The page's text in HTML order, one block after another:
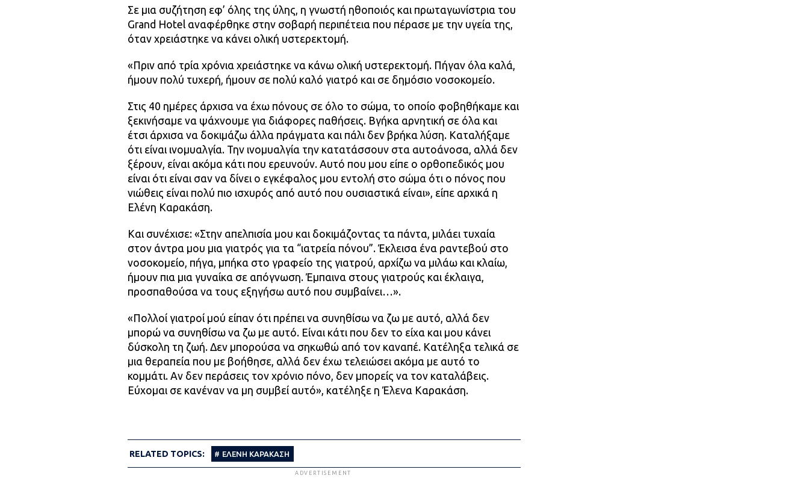
Σε μια συζήτηση εφ’ όλης της ύλης, η γνωστή ηθοποιός και πρωταγωνίστρια του
Grand Hotel αναφέρθηκε στην σοβαρή περιπέτεια που πέρασε με την υγεία της,
όταν χρειάστηκε να κάνει ολική υστερεκτομή.
«Πριν από τρία χρόνια χρειάστηκε να κάνω ολική υστερεκτομή. Πήγαν όλα καλά,
ήμουν πολύ τυχερή, ήμουν σε πολύ καλό γιατρό και σε δημόσιο νοσοκομείο.
Στις 40 ημέρες άρχισα να έχω πόνους σε όλο το σώμα, το οποίο φοβηθήκαμε και
ξεκινήσαμε να ψάχνουμε για διάφορες παθήσεις. Βγήκα αρνητική σε όλα και
έτσι άρχισα να δοκιμάζω άλλα πράγματα και πάλι δεν βρήκα λύση. Καταλήξαμε
ότι είναι ινομυαλγία. Την ινομυαλγία την κατατάσσουν στα αυτοάνοσα, αλλά δεν
ξέρουν, είναι ακόμα κάτι που ερευνούν. Αυτό που μου είπε ο ορθοπεδικός μου
είναι ότι είναι σαν να δίνει ο εγκέφαλος μου εντολή στο σώμα ότι ο πόνος που
νιώθεις είναι πολύ πιο ισχυρός από αυτό που ουσιαστικά είναι», είπε αρχικά η
Ελένη Καρακάση.
Και συνέχισε: «Στην απελπισία μου και δοκιμάζοντας τα πάντα, μιλάει τυχαία
στον άντρα μου μια γιατρός για τα “ιατρεία πόνου”. Έκλεισα ένα ραντεβού στο
νοσοκομείο, πήγα, μπήκα στο γραφείο της γιατρού, αρχίζω να μιλάω και κλαίω,
ήμουν πια μια γυναίκα σε απόγνωση. Έμπαινα στους γιατρούς και έκλαιγα,
προσπαθούσα να τους εξηγήσω αυτό που συμβαίνει…».
«Πολλοί γιατροί μού είπαν ότι πρέπει να συνηθίσω να ζω με αυτό, αλλά δεν
μπορώ να συνηθίσω να ζω με αυτό. Είναι κάτι που δεν το είχα και μου κάνει
δύσκολη τη ζωή. Δεν μπορούσα να σηκωθώ από τον καναπέ. Κατέληξα τελικά σε
μια θεραπεία που με βοήθησε, αλλά δεν έχω τελειώσει ακόμα με αυτό το
κομμάτι. Αν δεν περάσεις τον χρόνιο πόνο, δεν μπορείς να τον καταλάβεις.
Εύχομαι σε κανέναν να μη συμβεί αυτό», κατέληξε η Έλενα Καρακάση.
RELATED TOPICS: ΕΛΕΝΗ ΚΑΡΑΚΑΣΗ
ADVERTISEMENT